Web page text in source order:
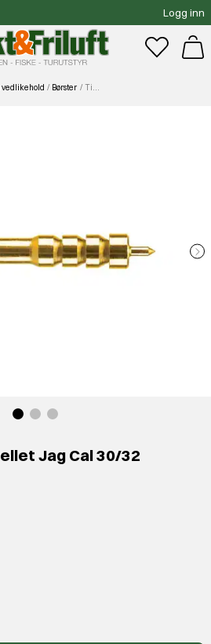
Logg inn
vedlikehold Børster Tipton Cleaning Pellet Jag Cal 30/32
Jag Cal 30/32